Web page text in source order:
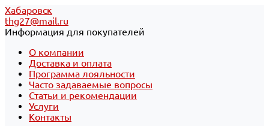
Хабаровск
thg27@mail.ru
Информация для покупателей
О компании
Доставка и оплата
Программа лояльности
Часто задаваемые вопросы
Статьи и рекомендации
Услуги
Контакты